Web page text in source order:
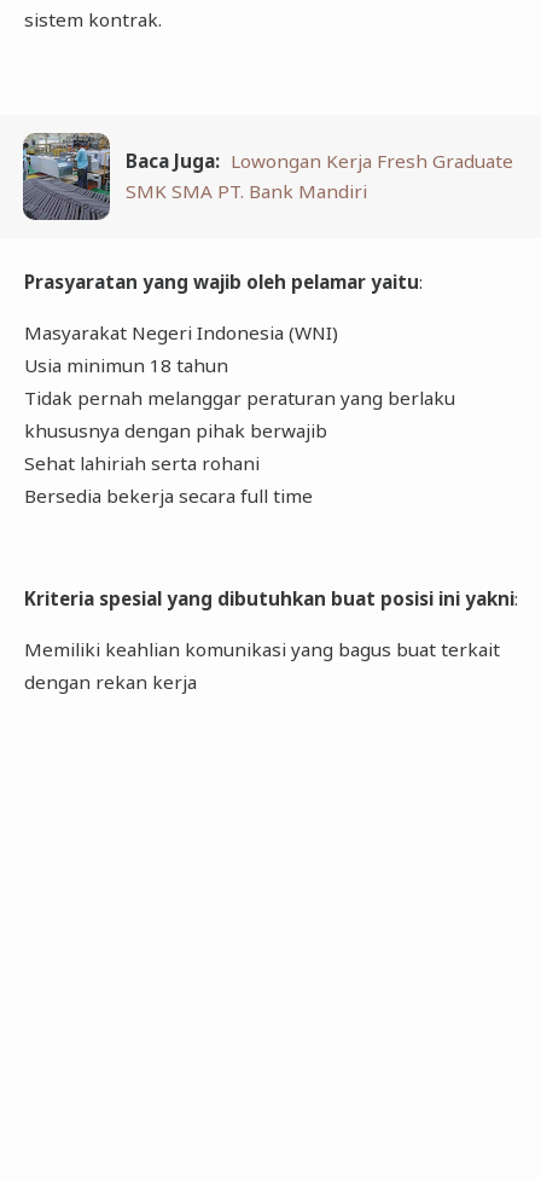
sistem kontrak.
Baca Juga: Lowongan Kerja Fresh Graduate
SMK SMA PT. Bank Mandiri
Prasyaratan yang wajib oleh pelamar yaitu:
Masyarakat Negeri Indonesia (WNI)
Usia minimun 18 tahun
Tidak pernah melanggar peraturan yang berlaku
khususnya dengan pihak berwajib
Sehat lahiriah serta rohani
Bersedia bekerja secara full time
Kriteria spesial yang dibutuhkan buat posisi ini yakni:
Memiliki keahlian komunikasi yang bagus buat terkait
dengan rekan kerja